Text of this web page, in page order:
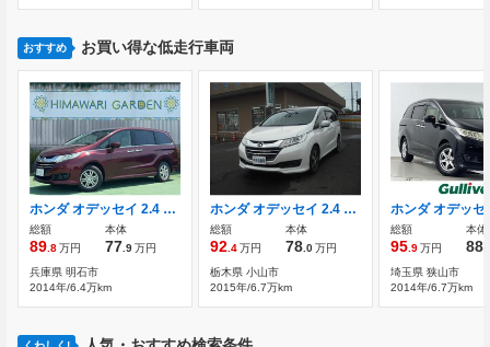
おすすめ お買い得な低走行車両
ホンダ オデッセイ 2.4 G 4WD 両側パワースライドドア/CTBA/純正Gathers
総額
89.8万円
本体
77.9万円
兵庫県 明石市
2014年/6.4万km
ホンダ オデッセイ 2.4 G 純正ナビTV Bカメ 左Pスラ クルコン
総額
92.4万円
本体
78.0万円
栃木県 小山市
2015年/6.7万km
総額
95.9万円
本体
88
埼玉県 狭山市
2014年/6.7万km